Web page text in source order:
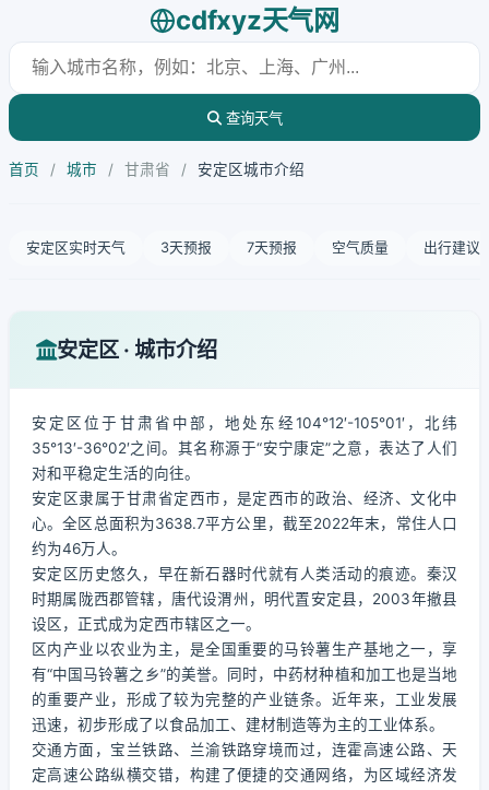
cdfxyz天气网
查询天气
首页 / 城市 / 甘肃省 / 安定区城市介绍
安定区实时天气 3天预报 7天预报 空气质量 出行建议
安定区 · 城市介绍
安定区位于甘肃省中部，地处东经104°12′-105°01′，北纬
35°13′-36°02′之间。其名称源于“安宁康定”之意，表达了人们
对和平稳定生活的向往。
安定区隶属于甘肃省定西市，是定西市的政治、经济、文化中
心。全区总面积为3638.7平方公里，截至2022年末，常住人口
约为46万人。
安定区历史悠久，早在新石器时代就有人类活动的痕迹。秦汉
时期属陇西郡管辖，唐代设渭州，明代置安定县，2003年撤县
设区，正式成为定西市辖区之一。
区内产业以农业为主，是全国重要的马铃薯生产基地之一，享
有“中国马铃薯之乡”的美誉。同时，中药材种植和加工也是当地
的重要产业，形成了较为完整的产业链条。近年来，工业发展
迅速，初步形成了以食品加工、建材制造等为主的工业体系。
交通方面，宝兰铁路、兰渝铁路穿境而过，连霍高速公路、天
定高速公路纵横交错，构建了便捷的交通网络，为区域经济发